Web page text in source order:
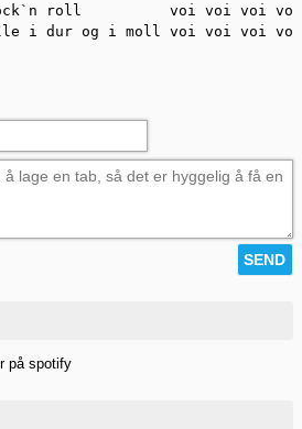
voi voi voi
i dur og i moll voi voi voi
på spotify